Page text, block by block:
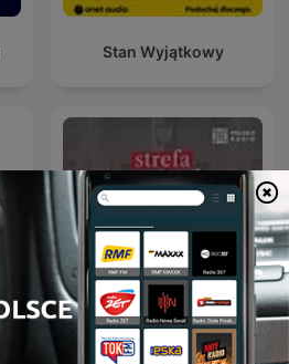
Stan Wyjątkowy
Strefa Wpływów